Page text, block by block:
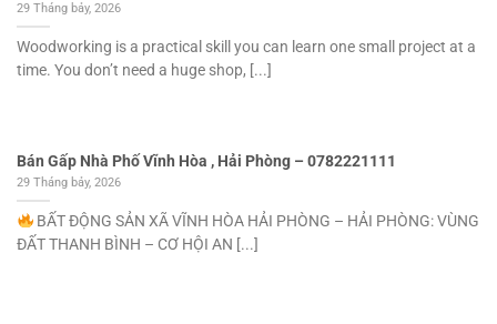
29 Tháng bảy, 2026
Woodworking is a practical skill you can learn one small project at a
time. You don’t need a huge shop, [...]
Bán Gấp Nhà Phố Vĩnh Hòa , Hải Phòng – 0782221111
29 Tháng bảy, 2026
BẤT ĐỘNG SẢN XÃ VĨNH HÒA HẢI PHÒNG – HẢI PHÒNG: VÙNG
ĐẤT THANH BÌNH – CƠ HỘI AN [...]